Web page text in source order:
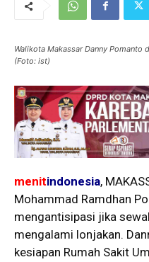
Walikota Makassar Danny Pomanto
(Foto: ist)
menitindonesia,
Mohammad Ramdhan
mengantisipasi jika
mengalami lonjakan.
kesiapan Rumah Sakit